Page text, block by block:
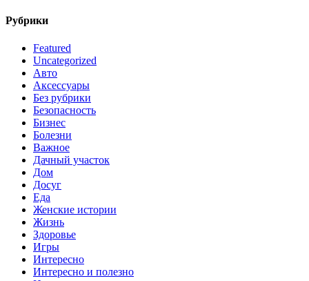
Рубрики
Featured
Uncategorized
Авто
Аксессуары
Без рубрики
Безопасность
Бизнес
Болезни
Важное
Дачный участок
Дом
Досуг
Еда
Женские истории
Жизнь
Здоровье
Игры
Интересно
Интересно и полезно